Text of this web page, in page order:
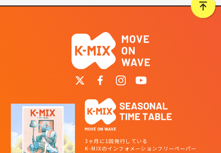
3ヶ月に1回発行している
K-MIXのインフォメーションフリーペーパー